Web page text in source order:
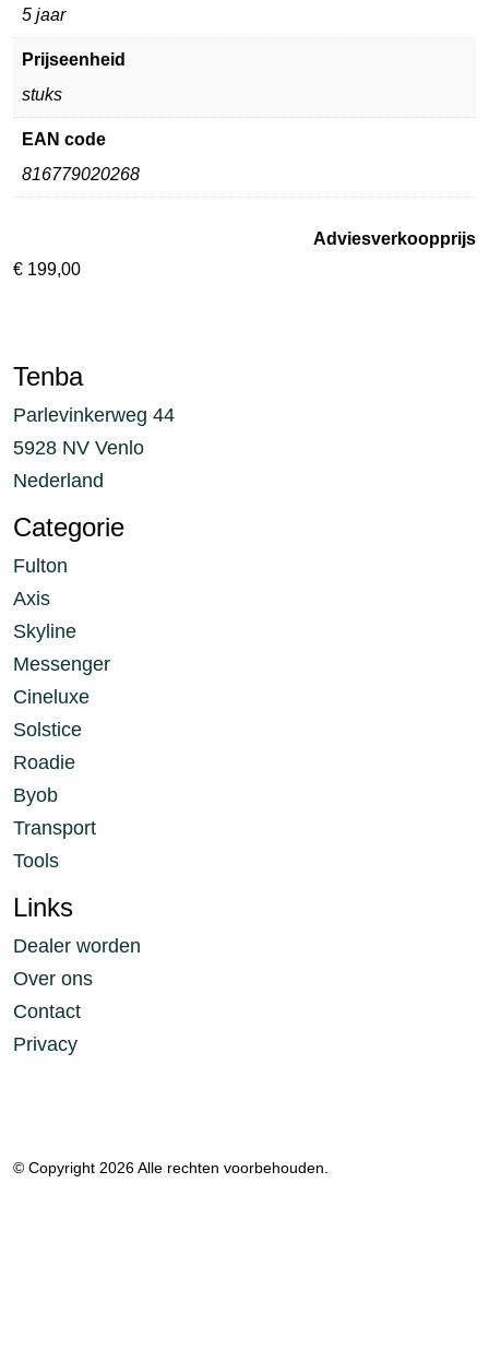
5 jaar
Prijseenheid
stuks
EAN code
816779020268
Adviesverkoopprijs
€ 199,00
Tenba
Parlevinkerweg 44
5928 NV Venlo
Nederland
Categorie
Fulton
Axis
Skyline
Messenger
Cineluxe
Solstice
Roadie
Byob
Transport
Tools
Links
Dealer worden
Over ons
Contact
Privacy
© Copyright 2026 Alle rechten voorbehouden.